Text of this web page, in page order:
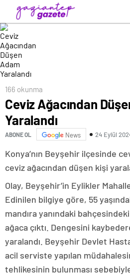
166 okunma
Ceviz Ağacından
Yaralandı
ABONE OL News 24 Eylül
Konya’nın Beyşehir ilçesinde
ceviz ağacından düşen kişi
Olay, Beyşehir’in Eylikler
Edinilen bilgiye göre, 55
mandıra yanındaki
ağaca çıktı. Dengesini
yaralandı. Beyşehir Devlet
acil serviste yapılan
tehlikesinin bulunması